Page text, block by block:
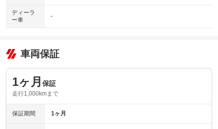
ディーラ
ー車
-
車両保証
1ヶ月 保証
走行1,000kmまで
保証期間 1ヶ月